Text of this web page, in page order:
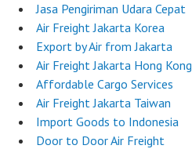
Jasa Pengiriman Udara Cepat
Air Freight Jakarta Korea
Export by Air from Jakarta
Air Freight Jakarta Hong Kong
Affordable Cargo Services
Air Freight Jakarta Taiwan
Import Goods to Indonesia
Door to Door Air Freight